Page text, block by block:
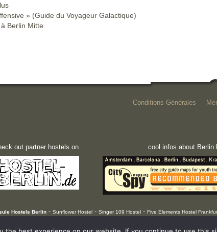
» (Guide du Voyageur Galactique)
Berlin Mitte
Conditions Générales
out partner hostels on cool infos about Berlin
Hostels Berlin - Sunflower Hostel - Singer 109 Hostel - Five Elements Hostel